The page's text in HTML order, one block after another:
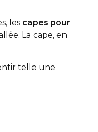
les capes pour
La cape, en
telle une